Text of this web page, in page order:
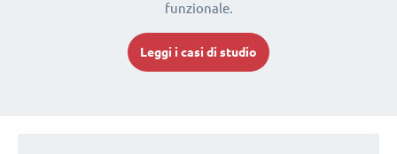
funzionale.
Leggi i casi di studio